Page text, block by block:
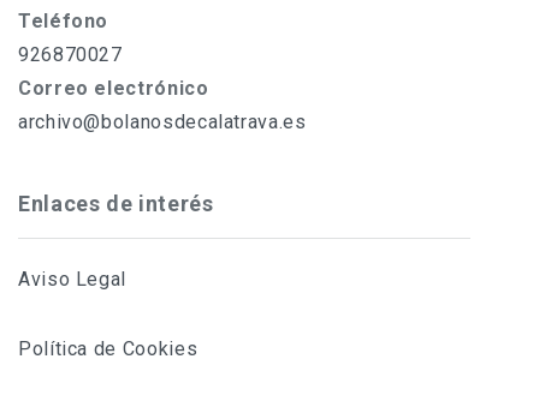
Teléfono
926870027
Correo electrónico
archivo@bolanosdecalatrava.es
Enlaces de interés
Aviso Legal
Política de Cookies